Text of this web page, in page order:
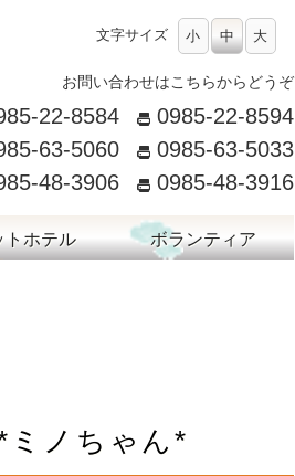
文字サイズ 小 中 大
お問い合わせはこちらからどうぞ
22-8584 0985-22-8594
63-5060 0985-63-5033
48-3906 0985-48-3916
トホテル ボランティア
ミノちゃん*